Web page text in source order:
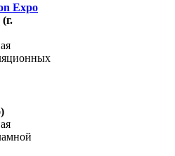
Expo
(г.